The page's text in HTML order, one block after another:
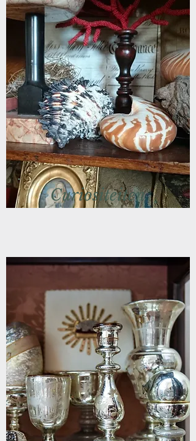
Curiositeiten